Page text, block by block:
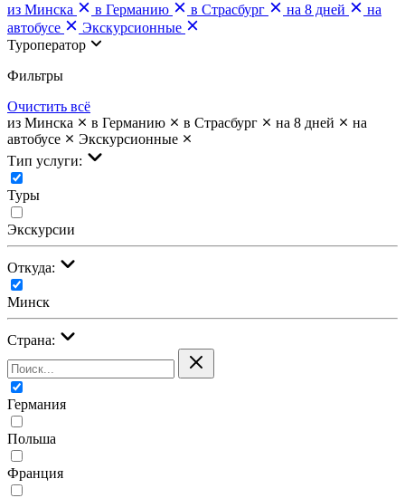
из Минска
в Германию в Страсбург на 8 дней
на
автобусе
Экскурсионные
Туроператор
Фильтры
Очистить всё
из Минска
в Германию в Страсбург на 8 дней
на
автобусе
Экскурсионные
Тип услуги:
Туры
Экскурсии
Откуда:
Минск
Страна:
Германия
Польша
Франция